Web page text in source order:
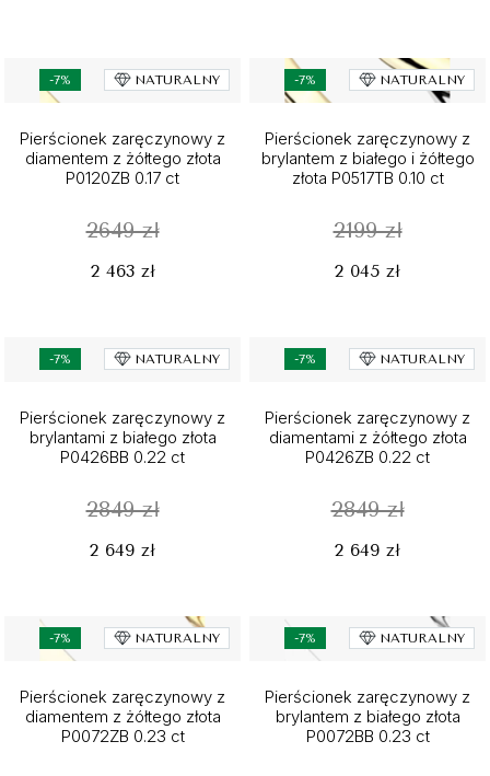
-7% NATURALNY
Pierścionek zaręczynowy z
diamentem z żółtego złota
P0120ZB 0.17 ct
2649 zł
2 463 zł
-7% NATURALNY
Pierścionek zaręczynowy z
brylantem z białego i żółtego
złota P0517TB 0.10 ct
2199 zł
2 045 zł
-7% NATURALNY
Pierścionek zaręczynowy z
brylantami z białego złota
P0426BB 0.22 ct
2849 zł
2 649 zł
-7% NATURALNY
Pierścionek zaręczynowy z
diamentami z żółtego złota
P0426ZB 0.22 ct
2849 zł
2 649 zł
-7% NATURALNY
Pierścionek zaręczynowy z
diamentem z żółtego złota
P0072ZB 0.23 ct
-7% NATURALNY
Pierścionek zaręczynowy z
brylantem z białego złota
P0072BB 0.23 ct